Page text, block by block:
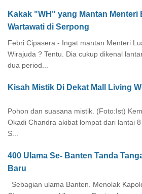
Kakak "WH" yang Mantan Menteri
Wartawati di Serpong
Febri Cipasera - Ingat mantan Menteri
Wirajuda ? Tentu. Dia cukup dikenal
dua period...
Kisah Mistik Di Dekat Mall Living
Pohon dan suasana mistik. (Foto:Ist)
Okadi Chandra akibat lompat dari lantai
S...
400 Ulama Se- Banten Tanda
Baru
Sebagian ulama Banten. Menolak